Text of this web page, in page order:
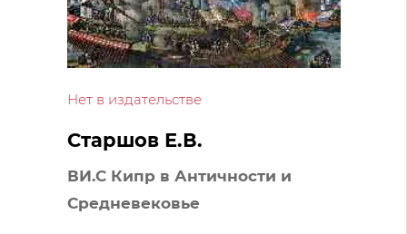
Нет в издательстве
Старшов Е.В.
ВИ.С Кипр в Античности и
Средневековье